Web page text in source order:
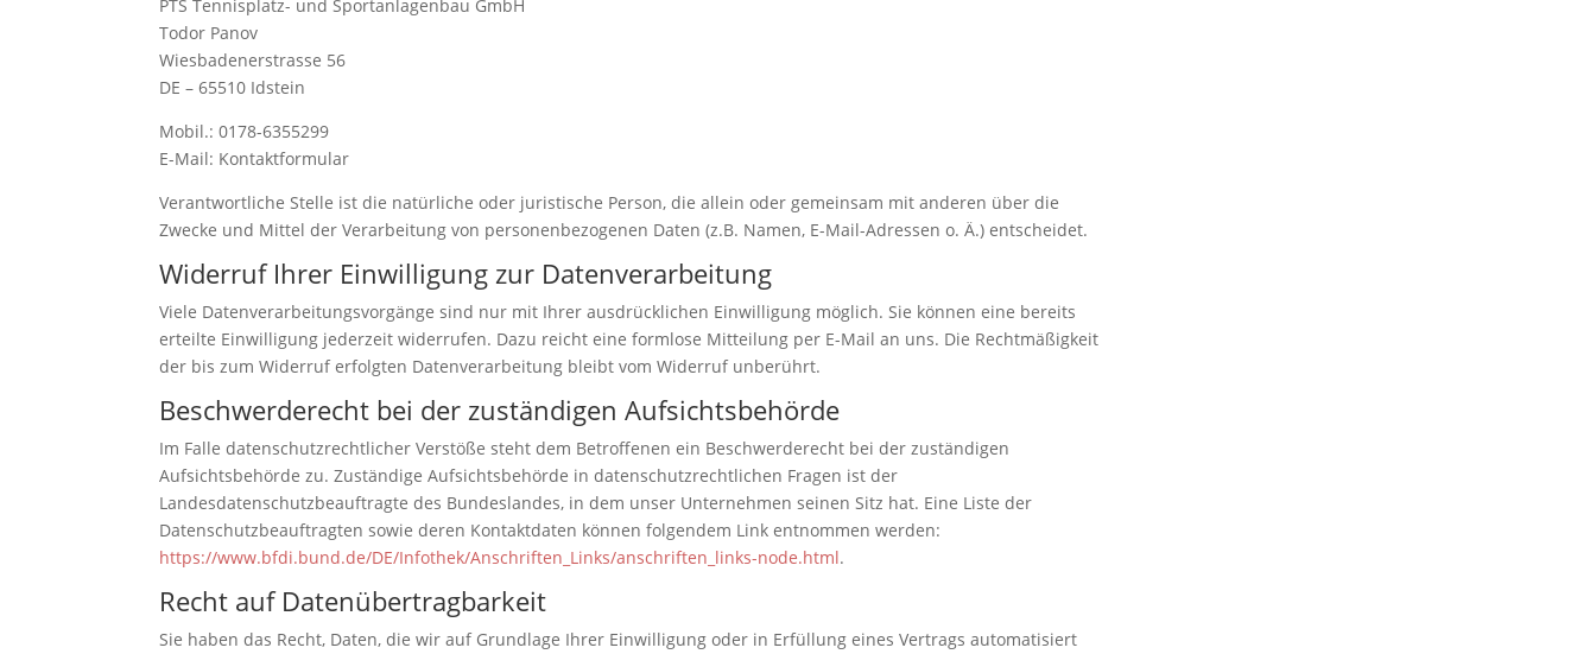
PTS Tennisplatz- und Sportanlagenbau GmbH
Todor Panov
Wiesbadenerstrasse 56
DE – 65510 Idstein
Mobil.: 0178-6355299
E-Mail: Kontaktformular
Verantwortliche Stelle ist die natürliche oder juristische Person, die allein oder gemeinsam mit anderen über die
Zwecke und Mittel der Verarbeitung von personenbezogenen Daten (z.B. Namen, E-Mail-Adressen o. Ä.) entscheidet.
Widerruf Ihrer Einwilligung zur Datenverarbeitung
Viele Datenverarbeitungsvorgänge sind nur mit Ihrer ausdrücklichen Einwilligung möglich. Sie können eine bereits
erteilte Einwilligung jederzeit widerrufen. Dazu reicht eine formlose Mitteilung per E-Mail an uns. Die Rechtmäßigkeit
der bis zum Widerruf erfolgten Datenverarbeitung bleibt vom Widerruf unberührt.
Beschwerderecht bei der zuständigen Aufsichtsbehörde
Im Falle datenschutzrechtlicher Verstöße steht dem Betroffenen ein Beschwerderecht bei der zuständigen
Aufsichtsbehörde zu. Zuständige Aufsichtsbehörde in datenschutzrechtlichen Fragen ist der
Landesdatenschutzbeauftragte des Bundeslandes, in dem unser Unternehmen seinen Sitz hat. Eine Liste der
Datenschutzbeauftragten sowie deren Kontaktdaten können folgendem Link entnommen werden:
https://www.bfdi.bund.de/DE/Infothek/Anschriften_Links/anschriften_links-node.html.
Recht auf Datenübertragbarkeit
Sie haben das Recht, Daten, die wir auf Grundlage Ihrer Einwilligung oder in Erfüllung eines Vertrags automatisiert